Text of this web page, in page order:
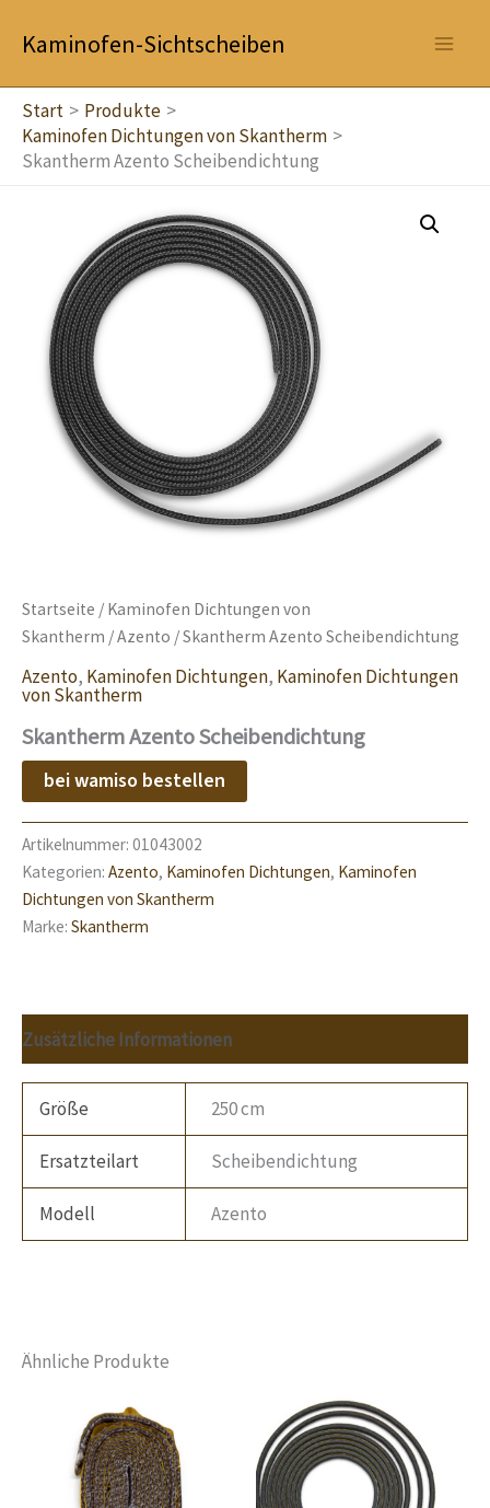
InhaltKaminofen-Sichtscheiben
Start
Produkte
Kaminofen Dichtungen von Skantherm
Skantherm Azento Scheibendichtung
Startseite / Kaminofen Dichtungen von
Skantherm /Azento / Skantherm Azento Scheibendichtung
Azento, Kaminofen Dichtungen, Kaminofen Dichtungen
von Skantherm
Skantherm Azento Scheibendichtung
bei wamiso bestellen
Artikelnummer: 01043002
Kategorien: Azento, Kaminofen Dichtungen, Kaminofen
Dichtungen von Skantherm
Marke: Skantherm
Zusätzliche Informationen
Größe 250 cm
Ersatzteilart Scheibendichtung
Modell Azento
Ähnliche Produkte